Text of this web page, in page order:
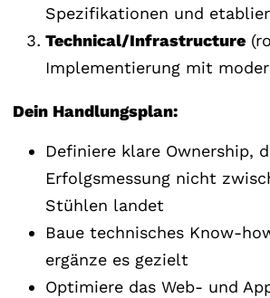
Spezifikationen und
Technical/Infrastructure
Implementierung mit
Dein Handlungsplan:
Definiere klare Ownership,
Erfolgsmessung nicht
Stühlen landet
Baue technisches Know-
ergänze es gezielt
Optimiere das Web- und